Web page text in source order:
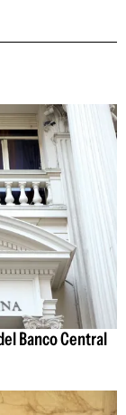
Banco Central